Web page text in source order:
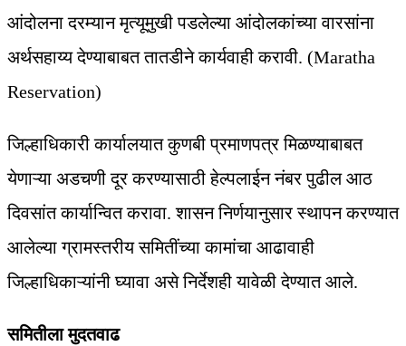
आंदोलना दरम्यान मृत्यूमुखी पडलेल्या आंदोलकांच्या वारसांना
अर्थसहाय्य देण्याबाबत तातडीने कार्यवाही करावी. (Maratha
Reservation)
जिल्हाधिकारी कार्यालयात कुणबी प्रमाणपत्र मिळण्याबाबत
येणाऱ्या अडचणी दूर करण्यासाठी हेल्पलाईन नंबर पुढील आठ
दिवसांत कार्यान्वित करावा. शासन निर्णयानुसार स्थापन करण्यात
आलेल्या ग्रामस्तरीय समितींच्या कामांचा आढावाही
जिल्हाधिकाऱ्यांनी घ्यावा असे निर्देशही यावेळी देण्यात आले.
समितीला मुदतवाढ